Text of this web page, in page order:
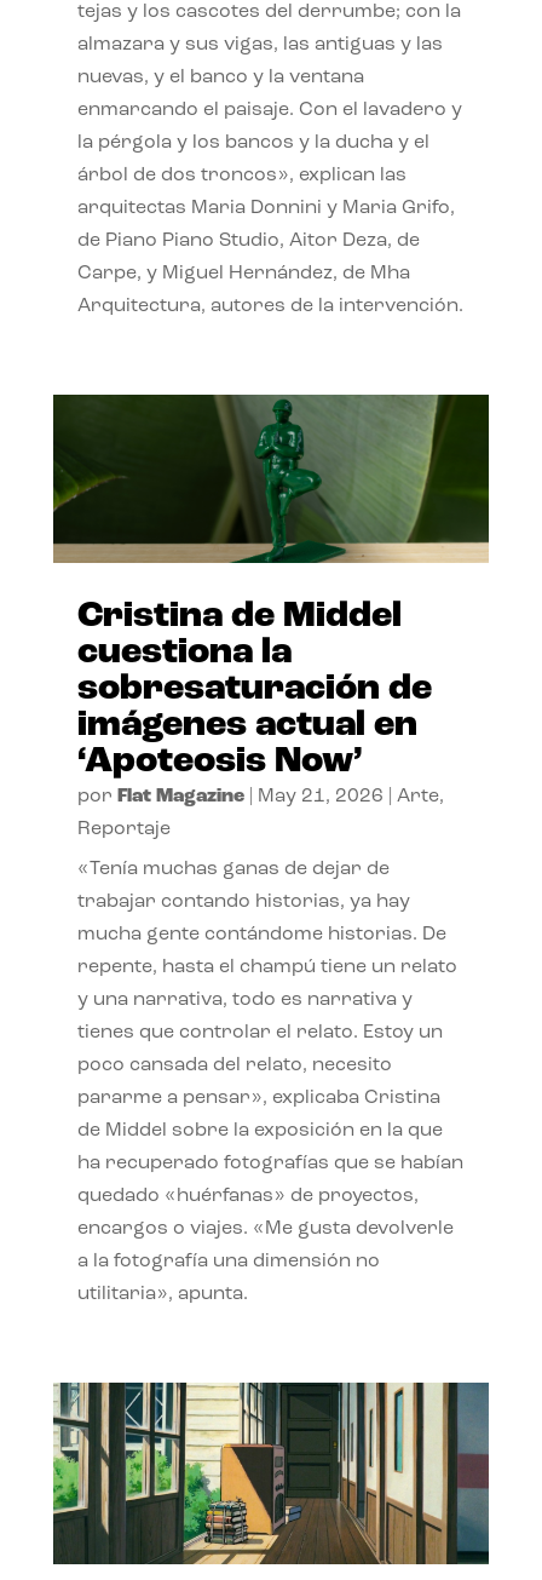
tejas y los cascotes del derrumbe; con la
almazara y sus vigas, las antiguas y las
nuevas, y el banco y la ventana
enmarcando el paisaje. Con el lavadero y
la pérgola y los bancos y la ducha y el
árbol de dos troncos», explican las
arquitectas Maria Donnini y Maria Grifo,
de Piano Piano Studio, Aitor Deza, de
Carpe, y Miguel Hernández, de Mha
Arquitectura, autores de la intervención.
Cristina de Middel
cuestiona la
sobresaturación de
imágenes actual en
‘Apoteosis Now’
por Flat Magazine| May 21, 2026 Arte,
Reportaje
«Tenía muchas ganas de dejar de
trabajar contando historias, ya hay
mucha gente contándome historias. De
repente, hasta el champú tiene un relato
y una narrativa, todo es narrativa y
tienes que controlar el relato. Estoy un
poco cansada del relato, necesito
pararme a pensar», explicaba Cristina
de Middel sobre la exposición en la que
ha recuperado fotografías que se habían
quedado «huérfanas» de proyectos,
encargos o viajes. «Me gusta devolverle
a la fotografía una dimensión no
utilitaria», apunta.